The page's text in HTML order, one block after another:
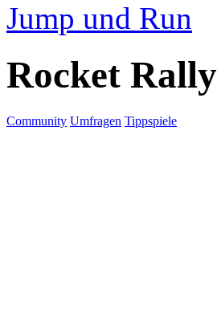
Jump und Run
Rocket Rally
Community Umfragen Tippspiele